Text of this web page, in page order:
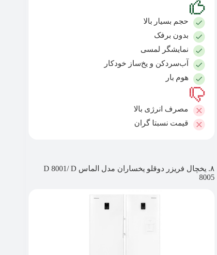
حجم بسیار بالا
بدون برفک
نمایشگر لمسی
آب‌سردکن و یخ‌ساز خودکار
هوم بار
مصرف انرژی بالا
قیمت نسبتا گران
۸. یخچال فریزر دوقلو یخساران مدل الماس D 8001/ D
8005